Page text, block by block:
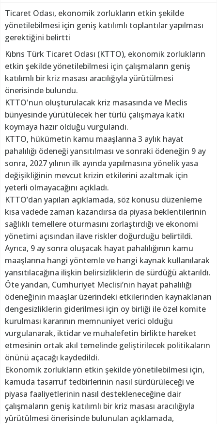
Ticaret Odası, ekonomik zorlukların etkin şekilde
yönetilebilmesi için geniş katılımlı toplantılar yapılması
gerektiğini belirtti
Kıbrıs Türk Ticaret Odası (KTTO), ekonomik zorlukların
etkin şekilde yönetilebilmesi için çalışmaların geniş
katılımlı bir kriz masası aracılığıyla yürütülmesi
önerisinde bulundu.
KTTO'nun oluşturulacak kriz masasında ve Meclis
bünyesinde yürütülecek her türlü çalışmaya katkı
koymaya hazır olduğu vurgulandı.
KTTO, hükümetin kamu maaşlarına 3 aylık hayat
pahalılığı ödeneği yansıtılması ve sonraki ödeneğin 9 ay
sonra, 2027 yılının ilk ayında yapılmasına yönelik yasa
değişikliğinin mevcut krizin etkilerini azaltmak için
yeterli olmayacağını açıkladı.
KTTO’dan yapılan açıklamada, söz konusu düzenleme
kısa vadede zaman kazandırsa da piyasa beklentilerinin
sağlıklı temellere oturmasını zorlaştırdığı ve ekonomi
yönetimi açısından ilave riskler doğurduğu belirtildi.
Ayrıca, 9 ay sonra oluşacak hayat pahalılığının kamu
maaşlarına hangi yöntemle ve hangi kaynak kullanılarak
yansıtılacağına ilişkin belirsizliklerin de sürdüğü aktarıldı.
Öte yandan, Cumhuriyet Meclisi’nin hayat pahalılığı
ödeneğinin maaşlar üzerindeki etkilerinden kaynaklanan
dengesizliklerin giderilmesi için oy birliği ile özel komite
kurulması kararının memnuniyet verici olduğu
vurgulanarak, iktidar ve muhalefetin birlikte hareket
etmesinin ortak akıl temelinde geliştirilecek politikaların
önünü açacağı kaydedildi.
Ekonomik zorlukların etkin şekilde yönetilebilmesi için,
kamuda tasarruf tedbirlerinin nasıl sürdürüleceği ve
piyasa faaliyetlerinin nasıl destekleneceğine dair
çalışmaların geniş katılımlı bir kriz masası aracılığıyla
yürütülmesi önerisinde bulunulan açıklamada,